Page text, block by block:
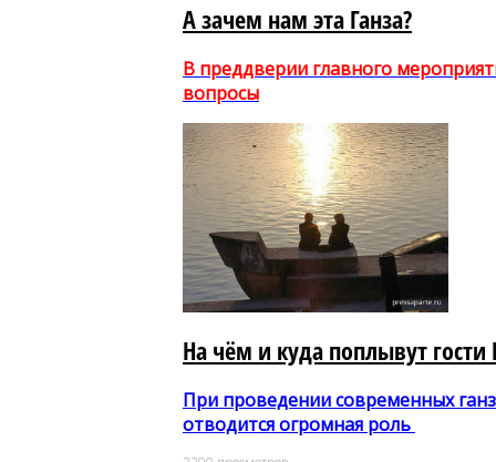
А зачем нам эта Ганза?
В преддверии главного
вопросы
На чём и куда поплывут гости
При проведении современных
отводится огромная роль